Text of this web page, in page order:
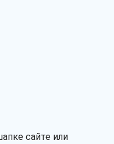
сайте или